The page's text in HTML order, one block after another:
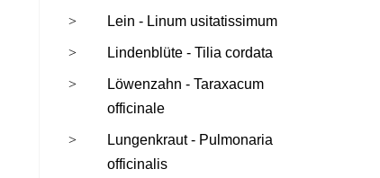
Lein - Linum usitatissimum
Lindenblüte - Tilia cordata
Löwenzahn - Taraxacum
officinale
Lungenkraut - Pulmonaria
officinalis